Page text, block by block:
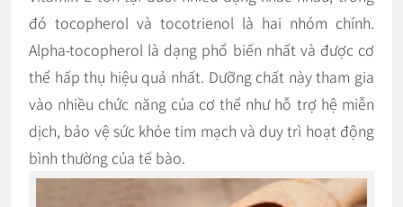
đó tocopherol và tocotrienol là hai nhóm chính.
Alpha-tocopherol là dạng phổ biến nhất và được cơ
thể hấp thụ hiệu quả nhất. Dưỡng chất này tham gia
vào nhiều chức năng của cơ thể như hỗ trợ hệ miễn
dịch, bảo vệ sức khỏe tim mạch và duy trì hoạt động
bình thường của tế bào.